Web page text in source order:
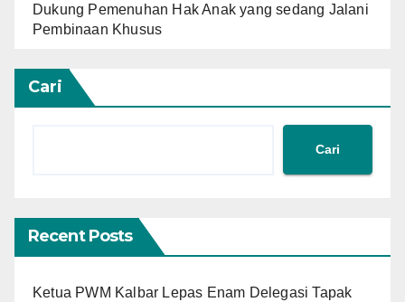
Dukung Pemenuhan Hak Anak yang sedang Jalani
Pembinaan Khusus
Cari
Cari
Recent Posts
Ketua PWM Kalbar Lepas Enam Delegasi Tapak